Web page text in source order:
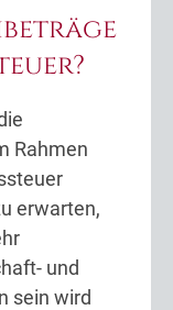
Rahmen
erwarten,
und
sein wird